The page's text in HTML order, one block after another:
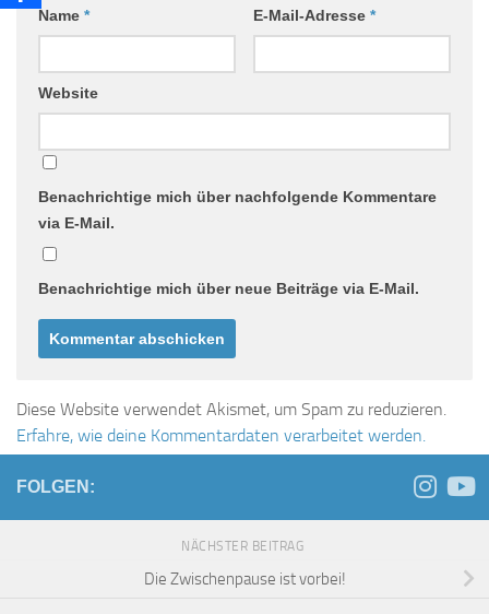
Name * E-Mail-Adresse *
Website
Benachrichtige mich über nachfolgende Kommentare
via E-Mail.
Benachrichtige mich über neue Beiträge via E-Mail.
Diese Website verwendet Akismet, um Spam zu reduzieren.
Erfahre, wie deine Kommentardaten verarbeitet werden.
FOLGEN:
NÄCHSTER BEITRAG
Die Zwischenpause ist vorbei!